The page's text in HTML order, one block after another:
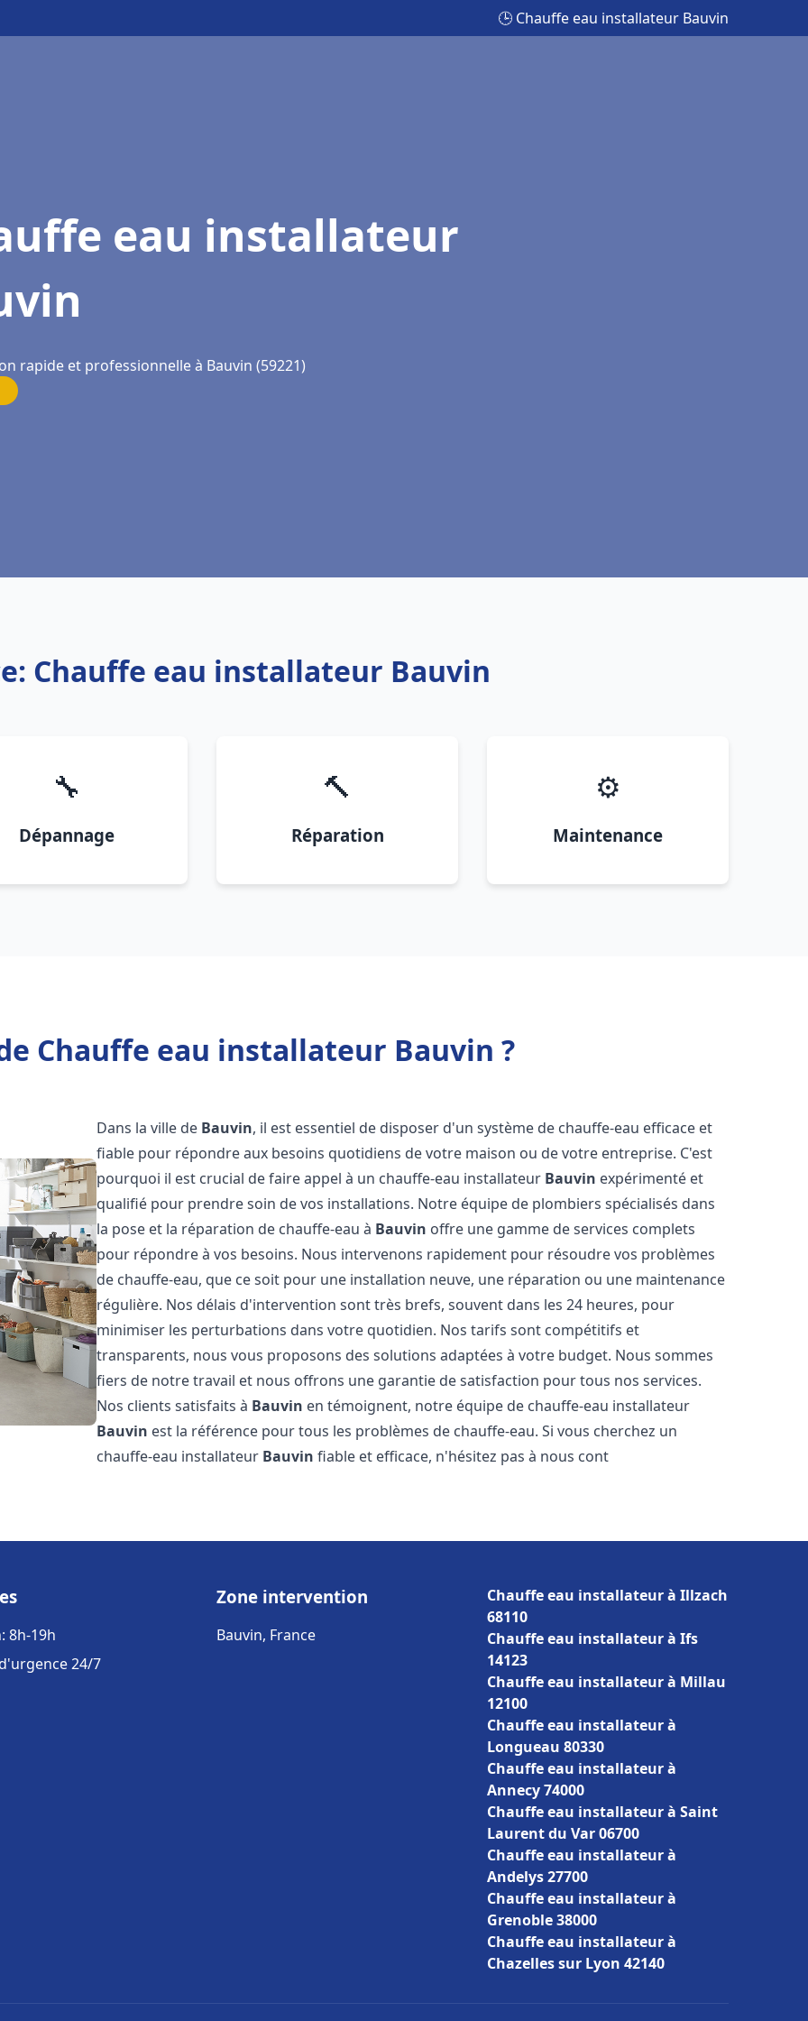
🕒 Chauffe eau installateur Bauvin
eau installateur
rapide et professionnelle à Bauvin (59221)
Chauffe eau installateur Bauvin
🔧
Dépannage
🔨
Réparation
⚙️
Maintenance
Chauffe eau installateur Bauvin ?
Dans la ville de Bauvin, il est essentiel de disposer d'un système de chauffe-eau efficace et
fiable pour répondre aux besoins quotidiens de votre maison ou de votre entreprise. C'est
pourquoi il est crucial de faire appel à un chauffe-eau installateur Bauvin expérimenté et
qualifié pour prendre soin de vos installations. Notre équipe de plombiers spécialisés dans
la pose et la réparation de chauffe-eau à Bauvin offre une gamme de services complets
pour répondre à vos besoins. Nous intervenons rapidement pour résoudre vos problèmes
de chauffe-eau, que ce soit pour une installation neuve, une réparation ou une maintenance
régulière. Nos délais d'intervention sont très brefs, souvent dans les 24 heures, pour
minimiser les perturbations dans votre quotidien. Nos tarifs sont compétitifs et
transparents, nous vous proposons des solutions adaptées à votre budget. Nous sommes
fiers de notre travail et nous offrons une garantie de satisfaction pour tous nos services.
Nos clients satisfaits à Bauvin en témoignent, notre équipe de chauffe-eau installateur
Bauvin est la référence pour tous les problèmes de chauffe-eau. Si vous cherchez un
chauffe-eau installateur Bauvin fiable et efficace, n'hésitez pas à nous cont
8h-19h
24/7
Zone intervention
Bauvin, France
Chauffe eau installateur à Illzach
68110
Chauffe eau installateur à Ifs
14123
Chauffe eau installateur à Millau
12100
Chauffe eau installateur à
Longueau 80330
Chauffe eau installateur à
Annecy 74000
Chauffe eau installateur à Saint
Laurent du Var 06700
Chauffe eau installateur à
Andelys 27700
Chauffe eau installateur à
Grenoble 38000
Chauffe eau installateur à
Chazelles sur Lyon 42140